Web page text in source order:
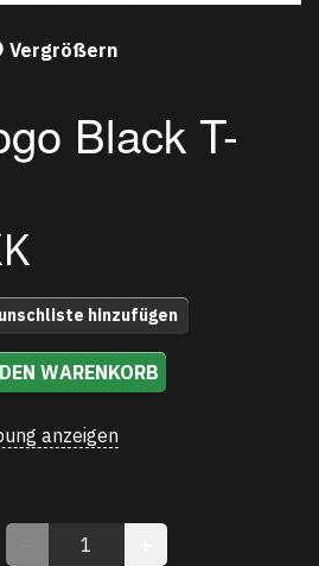
Vergrößern
Black T-
hinzufügen
WARENKORB
anzeigen